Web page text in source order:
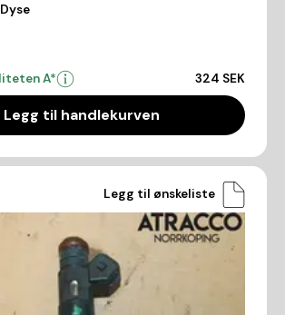
A* 324 SEK
Legg til handlekurven
Legg til ønskeliste